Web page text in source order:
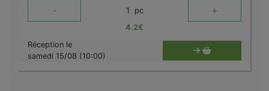
- 1 pc +
4.2€
Réception le
samedi 15/08 (10:00)